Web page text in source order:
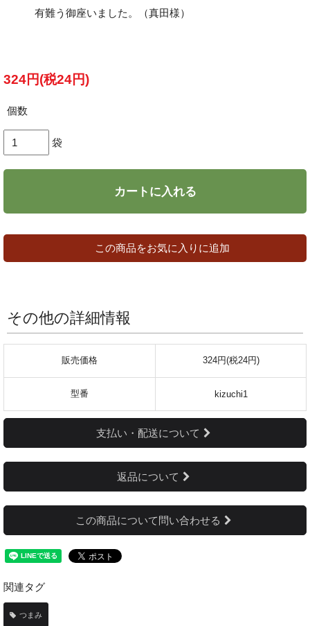
有難う御座いました。（真田様）
324円(税24円)
個数
袋
カートに入れる
この商品をお気に入りに追加
その他の詳細情報
販売価格 324円(税24円)
型番 kizuchi1
支払い・配送について
返品について
この商品について問い合わせる
関連タグ
つまみ